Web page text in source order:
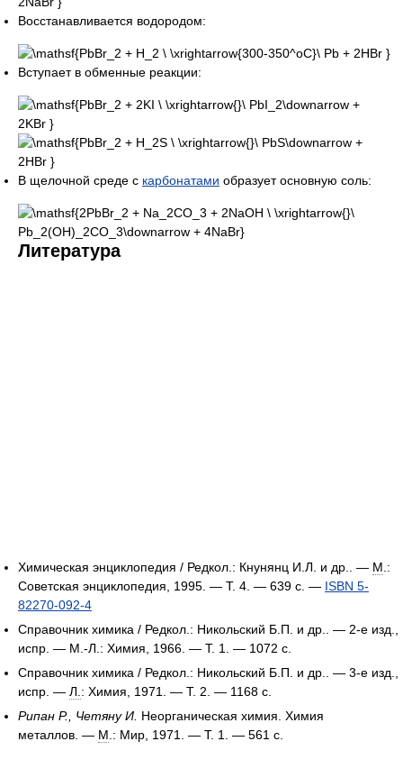
Восстанавливается водородом:
Вступает в обменные реакции:
В щелочной среде с карбонатами образует основную соль:
Литература
Химическая энциклопедия / Редкол.: Кнунянц И.Л. и др.. — М .:
Советская энциклопедия, 1995. — Т. 4. — 639 с. — ISBN 5-
82270-092-4
Справочник химика / Редкол.: Никольский Б.П. и др.. — 2-е изд.,
испр. — М.-Л.: Химия, 1966. — Т. 1. — 1072 с.
Справочник химика / Редкол.: Никольский Б.П. и др.. — 3-е изд.,
испр. — Л. : Химия, 1971. — Т. 2. — 1168 с.
Рипан Р., Четяну И. Неорганическая химия. Химия
металлов. — М .: Мир, 1971. — Т. 1. — 561 с.